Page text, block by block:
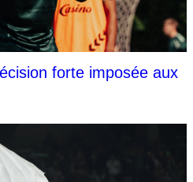
forte imposée aux